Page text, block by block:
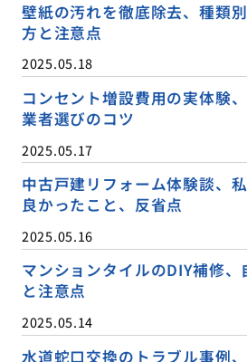
壁紙の汚れを徹底除去、種類
方と注意点
2025.05.18
コンセント増設費用の実体験
業者選びのコツ
2025.05.17
中古戸建リフォーム体験談、
良かったこと、反省点
2025.05.16
マンションタイルのDIY補修、
と注意点
2025.05.14
水道蛇口交換のトラブル事例